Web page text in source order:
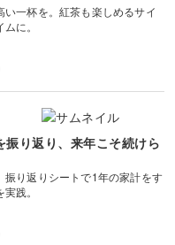
一杯を。紅茶も楽しめるサイ
に。
り返り、来年こそ続けら
り返りシートで1年の家計をす
践。